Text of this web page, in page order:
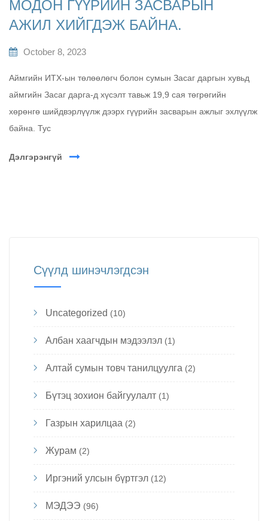
МОДОН ГҮҮРИЙН ЗАСВАРЫН
АЖИЛ ХИЙГДЭЖ БАЙНА.
October 8, 2023
Аймгийн ИТХ-ын төлөөлөгч болон сумын Засаг даргын хувьд
аймгийн Засаг дарга-д хүсэлт тавьж 19,9 сая төгрөгийн
хөрөнгө шийдвэрлүүлж дээрх гүүрийн засварын ажлыг эхлүүлж
байна. Тус
Дэлгэрэнгүй
Сүүлд шинэчлэгдсэн
Uncategorized (10)
Албан хаагчдын мэдээлэл (1)
Алтай сумын товч танилцуулга (2)
Бүтэц зохион байгуулалт (1)
Газрын харилцаа (2)
Журам (2)
Иргэний улсын бүртгэл (12)
МЭДЭЭ (96)